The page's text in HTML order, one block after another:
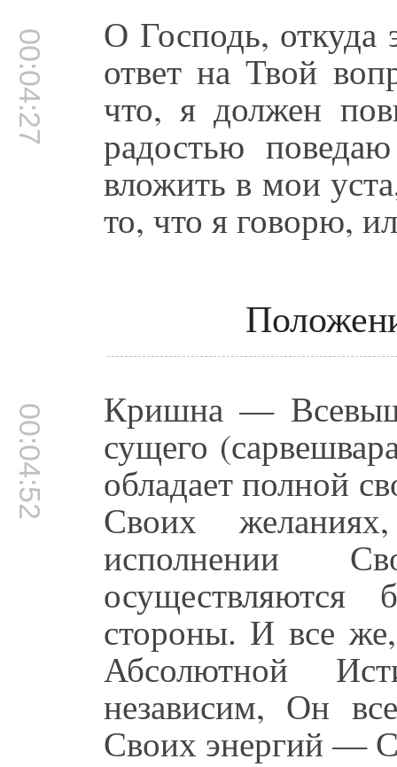
00:04:27 О Господь, откуда
ответ на Твой
что, я должен
радостью
вложить в мои
то, что я говорю,
00:04:52 Кришна —
сущего
обладает полной
Своих
исполнении
стороны. И все
Абсолютной
независим, Он
Своих энергий —